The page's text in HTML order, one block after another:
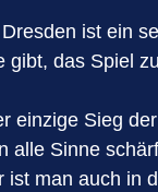
ist ein
gibt, das Spiel
einzige Sieg
alle Sinne
ist man auch in